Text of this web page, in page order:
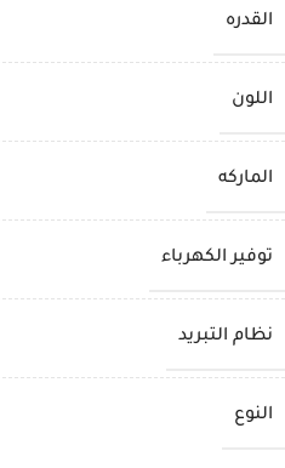
القدره
اللون
الماركه
توفير الكهرباء
نظام التبريد
النوع